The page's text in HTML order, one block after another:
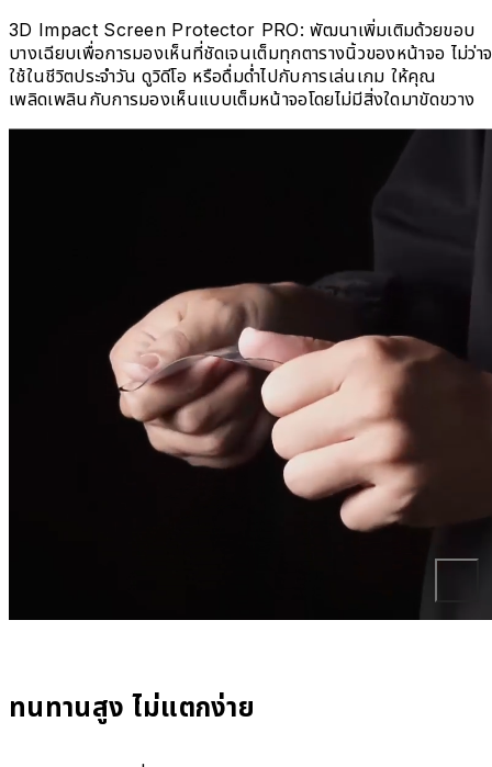
3D Impact Screen Protector PRO: พัฒนาเพิ่มเติมด้วยขอบ
บางเฉียบเพื่อการมองเห็นที่ชัดเจนเต็มทุกตารางนิ้วของหน้าจอ ไม่ว่า
ใช้ในชีวิตประจำวัน ดูวิดีโอ หรือดื่มด่ำไปกับการเล่นเกม ให้คุณ
เพลิดเพลินกับการมองเห็นแบบเต็มหน้าจอโดยไม่มีสิ่งใดมาขัดขวาง
ทนทานสูง ไม่แตกง่าย